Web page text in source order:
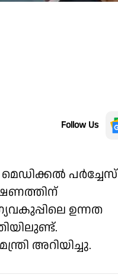
Follow Us
പർച്ചേസ്
ഉന്നത
അറിയിച്ചു.